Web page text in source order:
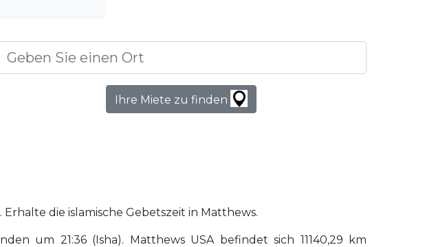
Ihre Miete zu finden
die islamische Gebetszeit in Matthews.
um 21:36 (Isha). Matthews USA befindet sich 11140,29 km